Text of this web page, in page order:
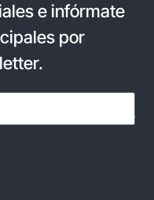
e infórmate
por